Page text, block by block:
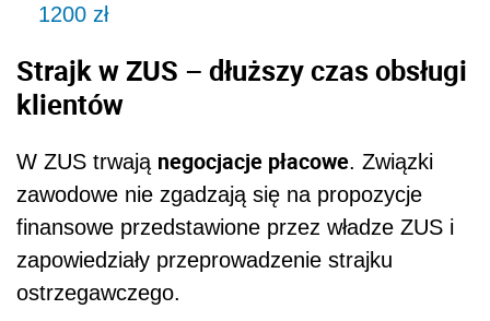
1200 zł
Strajk w ZUS – dłuższy czas obsługi
klientów
W ZUS trwają negocjacje płacowe. Związki
zawodowe nie zgadzają się na propozycje
finansowe przedstawione przez władze ZUS i
zapowiedziały przeprowadzenie strajku
ostrzegawczego.